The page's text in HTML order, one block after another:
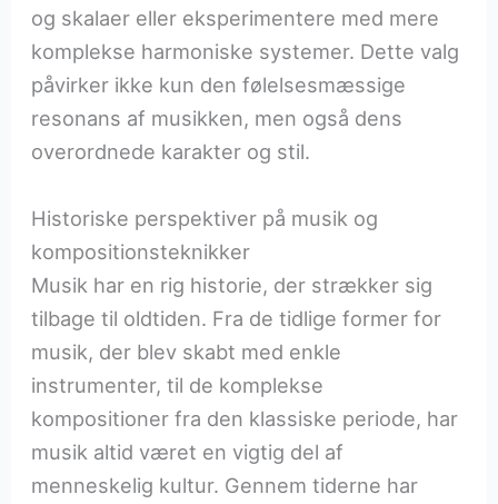
og skalaer eller eksperimentere med mere
komplekse harmoniske systemer. Dette valg
påvirker ikke kun den følelsesmæssige
resonans af musikken, men også dens
overordnede karakter og stil.
Historiske perspektiver på musik og
kompositionsteknikker
Musik har en rig historie, der strækker sig
tilbage til oldtiden. Fra de tidlige former for
musik, der blev skabt med enkle
instrumenter, til de komplekse
kompositioner fra den klassiske periode, har
musik altid været en vigtig del af
menneskelig kultur. Gennem tiderne har